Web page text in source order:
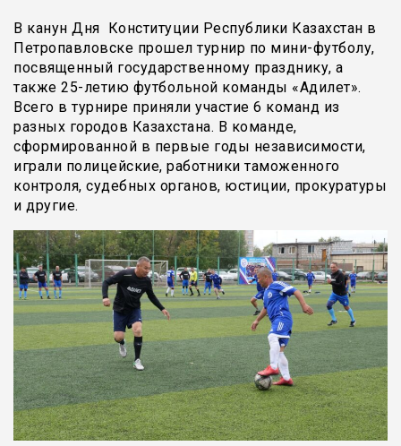
В канун Дня Конституции Республики Казахстан в
Петропавловске прошел турнир по мини-футболу,
посвященный государственному празднику, а
также 25-летию футбольной команды «Адилет».
Всего в турнире приняли участие 6 команд из
разных городов Казахстана. В команде,
сформированной в первые годы независимости,
играли полицейские, работники таможенного
контроля, судебных органов, юстиции, прокуратуры
и другие.